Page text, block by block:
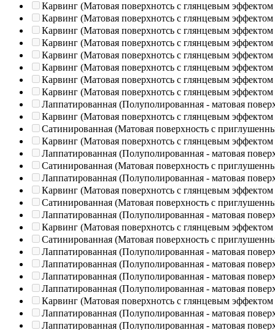
Карвинг (Матовая поверхнотсь с глянцевым эффектом
Карвинг (Матовая поверхнотсь с глянцевым эффектом
Карвинг (Матовая поверхнотсь с глянцевым эффектом
Карвинг (Матовая поверхнотсь с глянцевым эффектом
Карвинг (Матовая поверхнотсь с глянцевым эффектом
Карвинг (Матовая поверхнотсь с глянцевым эффектом
Карвинг (Матовая поверхнотсь с глянцевым эффектом
Карвинг (Матовая поверхнотсь с глянцевым эффектом
Лаппатированная (Полуполированная - матовая
Карвинг (Матовая поверхнотсь с глянцевым эффектом
Сатинированная (Матовая поверхность с
Карвинг (Матовая поверхнотсь с глянцевым эффектом
Лаппатированная (Полуполированная - матовая
Сатинированная (Матовая поверхность с
Лаппатированная (Полуполированная - матовая
Карвинг (Матовая поверхнотсь с глянцевым эффектом
Сатинированная (Матовая поверхность с
Лаппатированная (Полуполированная - матовая
Карвинг (Матовая поверхнотсь с глянцевым эффектом
Сатинированная (Матовая поверхность с
Лаппатированная (Полуполированная - матовая
Лаппатированная (Полуполированная - матовая
Лаппатированная (Полуполированная - матовая
Лаппатированная (Полуполированная - матовая
Карвинг (Матовая поверхнотсь с глянцевым эффектом
Лаппатированная (Полуполированная - матовая
Лаппатированная (Полуполированная - матовая